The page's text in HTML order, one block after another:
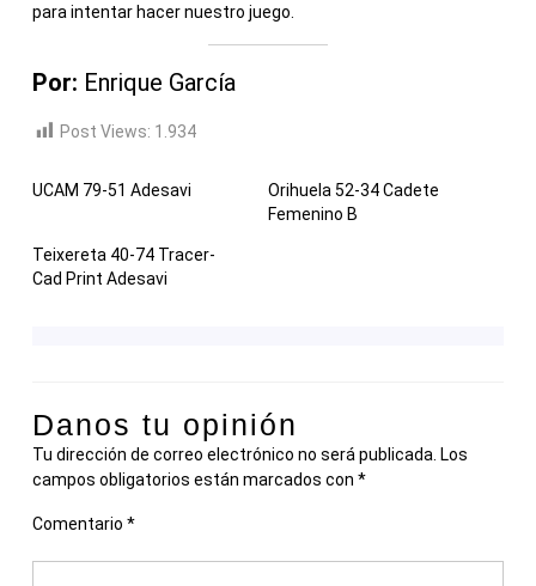
para intentar hacer nuestro juego.
Por: Enrique García
Post Views: 1.934
UCAM 79-51 Adesavi
Orihuela 52-34 Cadete
Femenino B
Teixereta 40-74 Tracer-
Cad Print Adesavi
Danos tu opinión
Tu dirección de correo electrónico no será publicada. Los
campos obligatorios están marcados con *
Comentario *